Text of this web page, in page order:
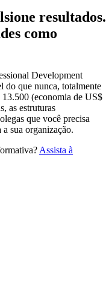
resultados.
como
Development
do que nunca, totalmente
(economia de US$
as estruturas
que você precisa
sua organização.
Assista à